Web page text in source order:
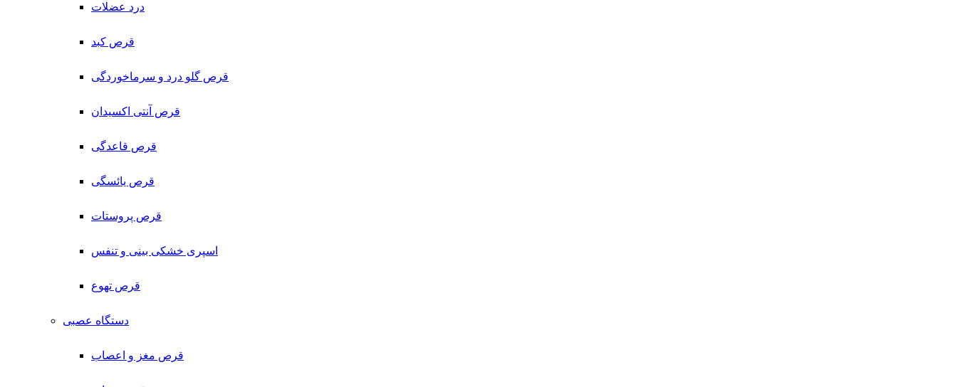
درد عضلات
قرص کبد
قرص گلو درد و سرماخوردگی
قرص آنتی اکسیدان
قرص قاعدگی
قرص یائسگی
قرص پروستات
اسپری خشکی بینی و تنفس
قرص تهوع
دستگاه عصبی
قرص مغز و اعصاب